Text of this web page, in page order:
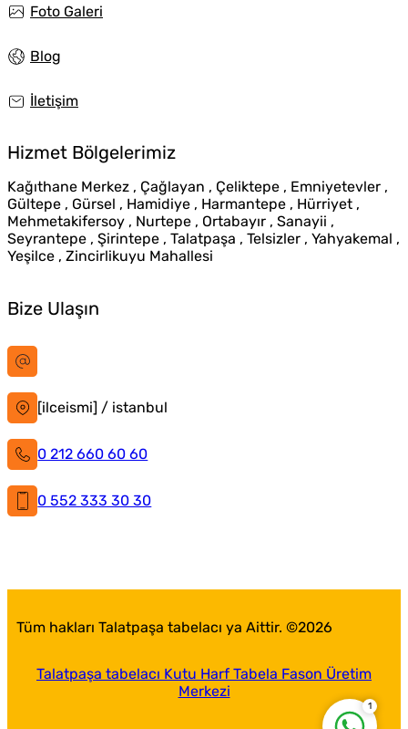
Foto Galeri
Blog
İletişim
Hizmet Bölgelerimiz
Kağıthane Merkez , Çağlayan , Çeliktepe , Emniyetevler ,
Gültepe , Gürsel , Hamidiye , Harmantepe , Hürriyet ,
Mehmetakifersoy , Nurtepe , Ortabayır , Sanayii ,
Seyrantepe , Şirintepe , Talatpaşa , Telsizler , Yahyakemal ,
Yeşilce , Zincirlikuyu Mahallesi
Bize Ulaşın
[ilceismi] / istanbul
0 212 660 60 60
0 552 333 30 30
Tüm hakları Talatpaşa tabelacı ya Aittir. ©2026
Talatpaşa tabelacı Kutu Harf Tabela Fason Üretim
Merkezi
1